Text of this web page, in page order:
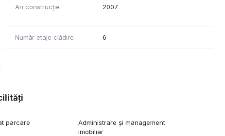
An construcție 2007
Număr etaje clădire 6
parcare
Administrare și management
imobiliar